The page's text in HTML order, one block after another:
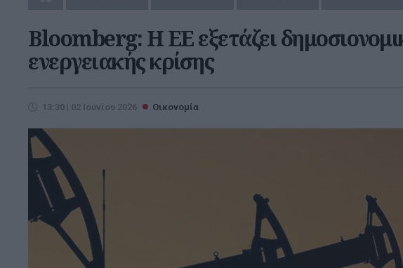
Bloomberg: Η ΕΕ εξετάζει
ενεργειακής κρίσης
13:30 | 02 Ιουνίου 2026 Οικονομία